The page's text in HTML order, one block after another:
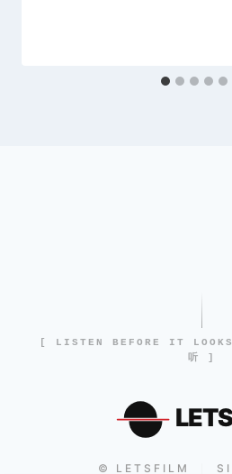
[ LISTEN BEFORE IT LOOKS
听 ]
© LETSFILM